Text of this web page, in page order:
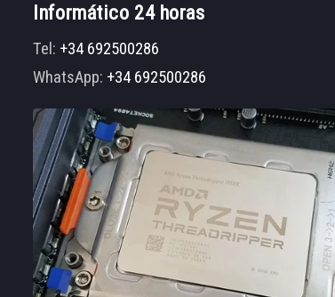
Informático 24 horas
Tel: +34 692500286
WhatsApp: +34 692500286